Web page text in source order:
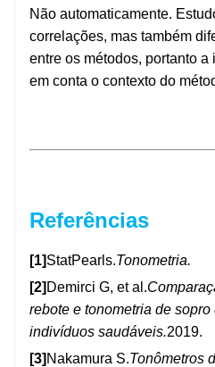
Não automaticamente.
correlações, mas também
entre os métodos, portanto
em conta o contexto do
Referências
[1]StatPearls.Tonometria.
[2] Demirci G, et al.
rebote e tonometria de
indivíduos saudáveis.2019.
[3] Nakamura S.Tonômetros